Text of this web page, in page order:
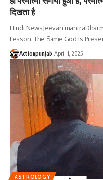
दिखता है
Hindi NewsJeevan
Lesson. The Same God Is
Actionpunjab April 1, 2025
ASTROLOGY